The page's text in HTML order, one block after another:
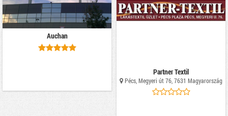
Auchan
Partner Textil
Pécs, Megyeri út 76, 7631 Magyarország